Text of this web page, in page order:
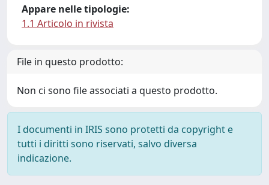
Appare nelle tipologie:
1.1 Articolo in rivista
File in questo prodotto:
Non ci sono file associati a questo prodotto.
I documenti in IRIS sono protetti da copyright e
tutti i diritti sono riservati, salvo diversa
indicazione.